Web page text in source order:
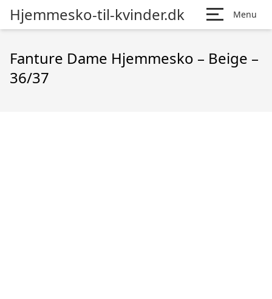
Hjemmesko-til-kvinder.dk Menu
Fanture Dame Hjemmesko – Beige –
36/37